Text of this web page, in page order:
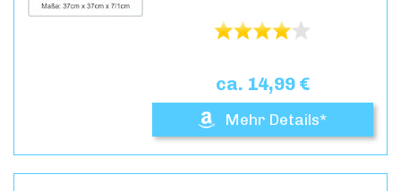
ca. 14,99 €
Mehr Details*